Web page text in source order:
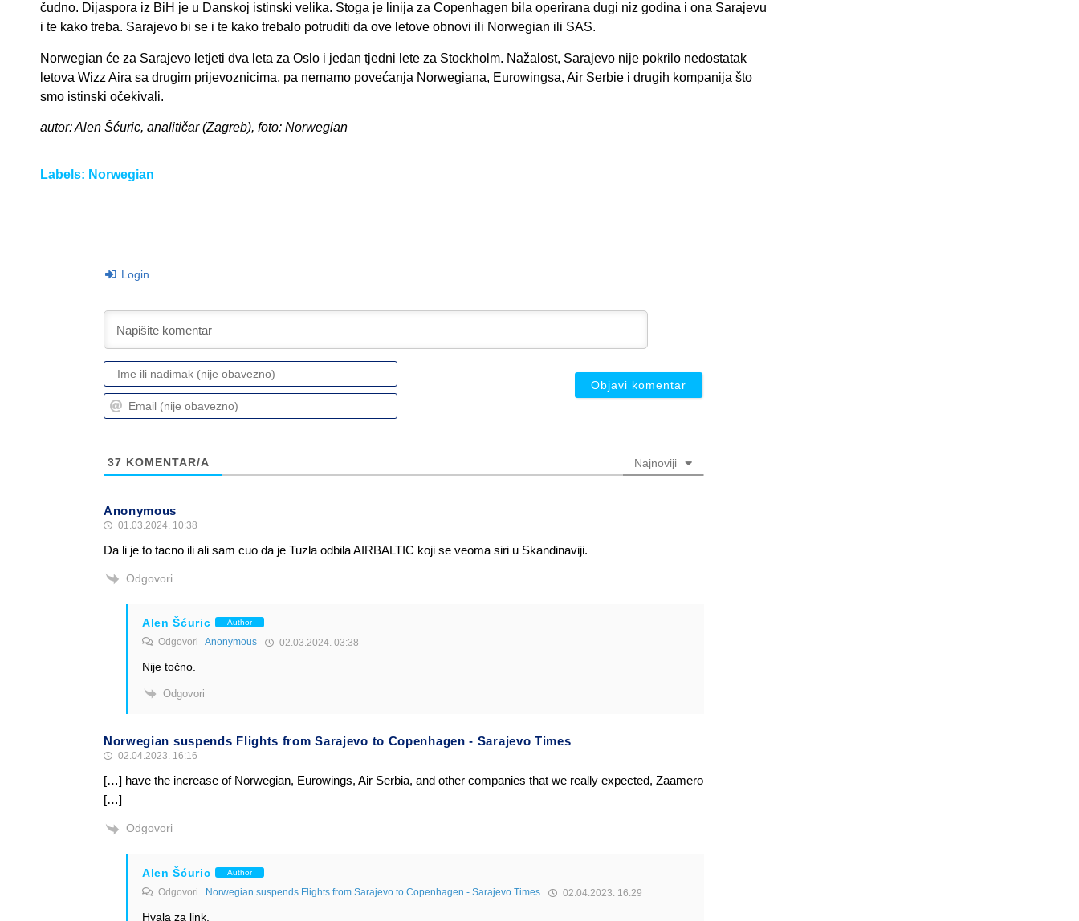
čudno. Dijaspora iz BiH je u Danskoj istinski velika. Stoga je linija za Copenhagen bila operirana dugi niz godina i ona Sarajevu
i te kako treba. Sarajevo bi se i te kako trebalo potruditi da ove letove obnovi ili Norwegian ili SAS.
Norwegian će za Sarajevo letjeti dva leta za Oslo i jedan tjedni lete za Stockholm. Nažalost, Sarajevo nije pokrilo nedostatak
letova Wizz Aira sa drugim prijevoznicima, pa nemamo povećanja Norwegiana, Eurowingsa, Air Serbie i drugih kompanija što
smo istinski očekivali.
autor: Alen Šćuric, analitičar (Zagreb), foto: Norwegian
Labels: Norwegian
Login
Ime
ili
nadimak
Email
(nije
37 KOMENTAR/A Najnoviji
Anonymous
01.03.2024. 10:38
Da li je to tacno ili ali sam cuo da je Tuzla odbila AIRBALTIC koji se veoma siri u Skandinaviji.
Odgovori
Alen Šćuric Author
Odgovori Anonymous 02.03.2024. 03:38
Nije točno.
Odgovori
Norwegian suspends Flights from Sarajevo to Copenhagen - Sarajevo Times
02.04.2023. 16:16
[…] have the increase of Norwegian, Eurowings, Air Serbia, and other companies that we really expected, Zaamero
[…]
Odgovori
Alen Šćuric Author
Odgovori Norwegian suspends Flights from Sarajevo to Copenhagen - Sarajevo Times 02.04.2023. 16:29
Hvala za link.